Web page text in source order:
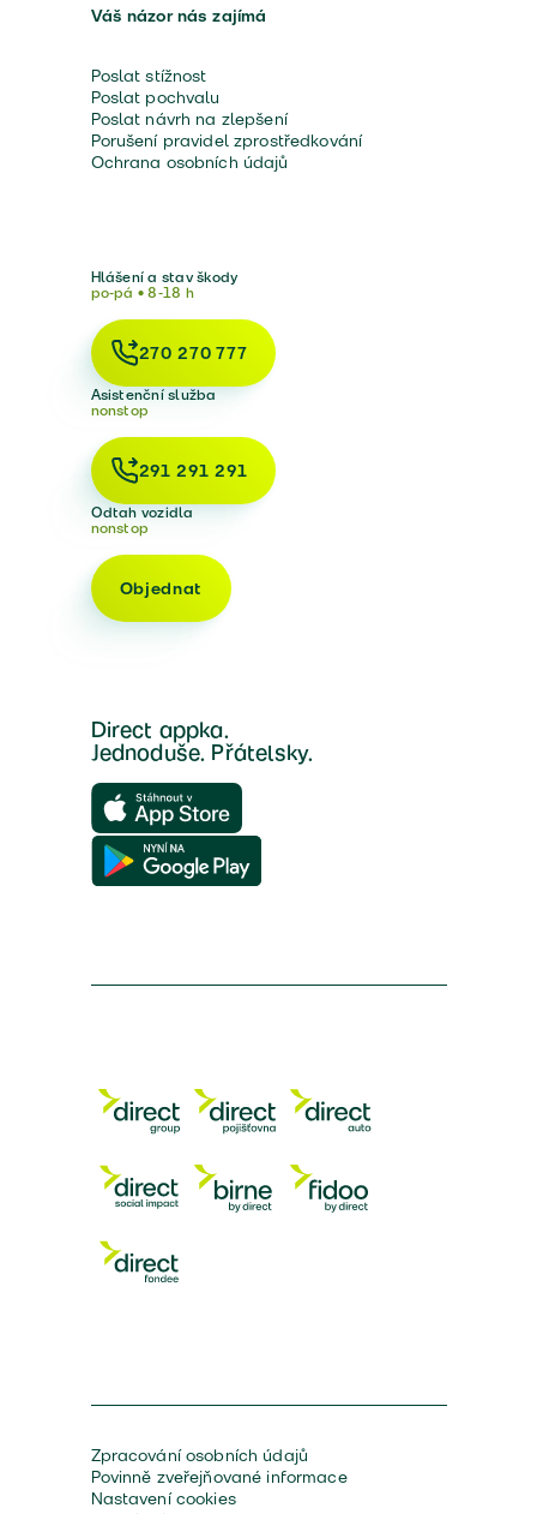
Váš názor nás zajímá
Poslat stížnost
Poslat pochvalu
Poslat návrh na zlepšení
Porušení pravidel zprostředkování
Ochrana osobních údajů
Hlášení a stav škody
po-pá • 8-18 h
270 270 777
Asistenční služba
nonstop
291 291 291
Odtah vozidla
nonstop
Objednat
Direct appka.
Jednoduše. Přátelsky.
Zpracování osobních údajů
Povinně zveřejňované informace
Nastavení cookies